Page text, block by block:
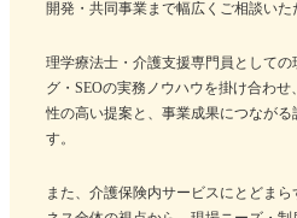
開発・共同事業まで幅広くご相談いた
理学療法士・介護支援専門員としての
グ・SEOの実務ノウハウを掛け合わ
性の高い提案と、事業成果につながる
す。
また、介護保険内サービスにとどま